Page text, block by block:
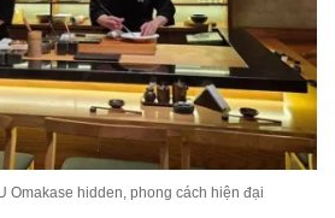
Omakase hidden, phong cách hiện đại